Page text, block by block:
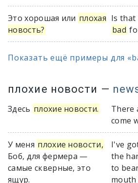
Это хорошая или плохая
новость?
Is
bad
Показать ещё примеры для
плохие новости —
Здесь плохие новости. There
come
У меня плохие новости,
Боб, для фермера —
самые скверные, это
ящур.
I've
the
to
mouth